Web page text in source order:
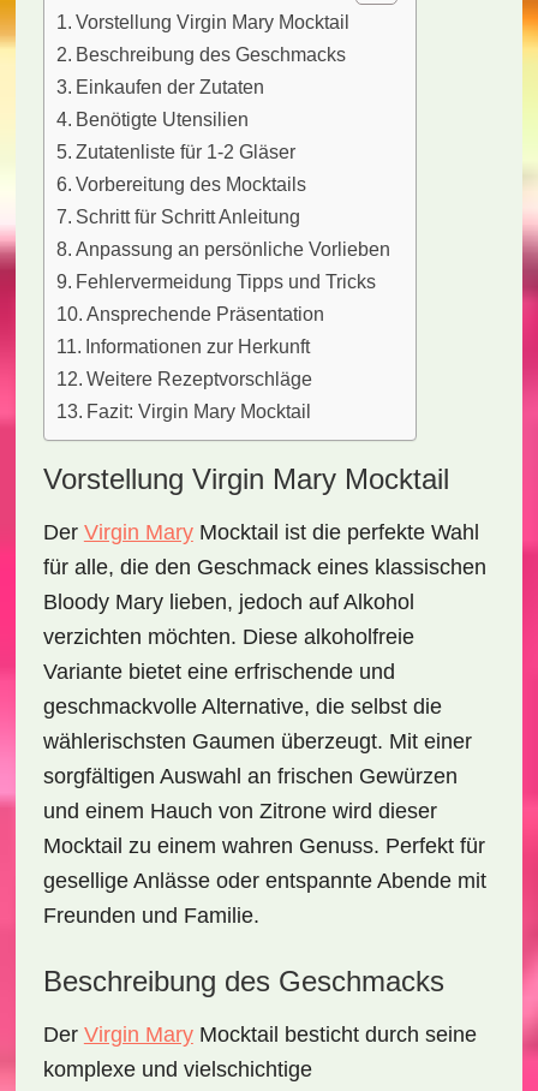
Vorstellung Virgin Mary Mocktail
Beschreibung des Geschmacks
Einkaufen der Zutaten
Benötigte Utensilien
Zutatenliste für 1-2 Gläser
Vorbereitung des Mocktails
Schritt für Schritt Anleitung
Anpassung an persönliche Vorlieben
Fehlervermeidung Tipps und Tricks
Ansprechende Präsentation
Informationen zur Herkunft
Weitere Rezeptvorschläge
Fazit: Virgin Mary Mocktail
Vorstellung Virgin Mary Mocktail
Der Virgin MaryMocktail ist die perfekte Wahl
für alle, die den Geschmack eines klassischen
Bloody Mary lieben, jedoch auf Alkohol
verzichten möchten. Diese alkoholfreie
Variante bietet eine erfrischende und
geschmackvolle Alternative, die selbst die
wählerischsten Gaumen überzeugt. Mit einer
sorgfältigen Auswahl an frischen Gewürzen
und einem Hauch von Zitronewird dieser
Mocktail zu einem wahren Genuss. Perfekt für
gesellige Anlässe oder entspannte Abende mit
Freunden und Familie.
Beschreibung des Geschmacks
Der Virgin MaryMocktail besticht durch seine
komplexe und vielschichtige